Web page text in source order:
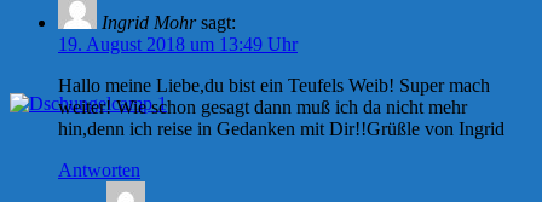
Ingrid Mohr sagt:
19. August 2018 um 13:49 Uhr
Hallo meine Liebe,du bist ein Teufels Weib! Super mach
weiter! Wie schon gesagt dann muß ich da nicht mehr
hin,denn ich reise in Gedanken mit Dir!!Grüßle von Ingrid
Antworten